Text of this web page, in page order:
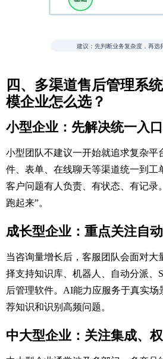
四、多渠道售后管理系
模企业怎么选？
小型企业：先解决统一入
小型团队不建议一开始就追求复杂平
件、表单、在线聊天等渠道统一到工
客户问题有人负责、有状态、有记录
跑起来”。
成长型企业：重点关注自
当咨询量增长后，客服团队会面对大
择支持知识库、机器人、自动分派、
后管理软件。AI能力应服务于真实场
荐知识和识别高频问题。
中大型企业：关注集成、